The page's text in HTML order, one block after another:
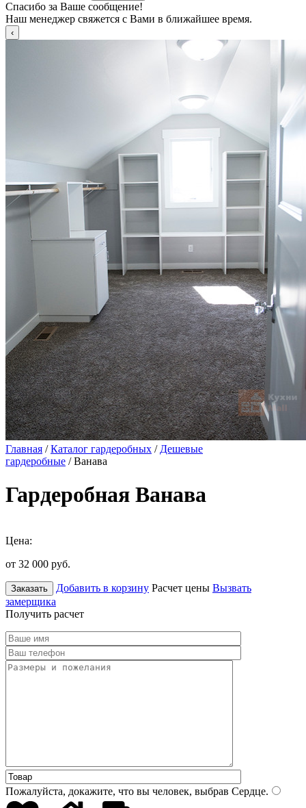
Спасибо за Ваше сообщение!
Наш менеджер свяжется с Вами в ближайшее время.
Главная /Каталог гардеробных / Дешевые
гардеробные / Ванава
Гардеробная Ванава
Цена:
от 32 000 руб.
Заказать Добавить в корзину Расчет цены Вызвать
замерщика
Получить расчет
Пожалуйста, докажите, что вы человек, выбрав Сердце.